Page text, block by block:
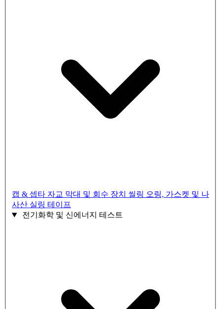
캡 & 셉타 자교 막대 및 회수 장치 씰링 오링, 가스켓 및 나
사산 실링 테이프
전기화학 및 신에너지 테스트